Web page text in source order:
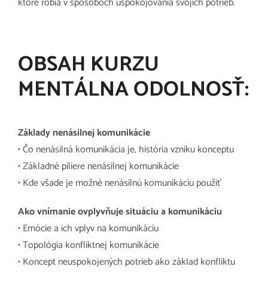
OBSAH KURZU
MENTÁLNA ODOLNOSŤ:
Základy nenásilnej komunikácie
• Čo nenásilná komunikácia je, história vzniku konceptu
• Základné piliere nenásilnej komunikácie
• Kde všade je možné nenásilnú komunikáciu použiť
Ako vnímanie ovplyvňuje situáciu a komunikáciu
• Emócie a ich vplyv na komunikáciu
• Topológia konfliktnej komunikácie
• Koncept neuspokojených potrieb ako základ konfliktu